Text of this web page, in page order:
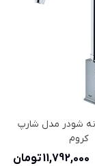
شودر مدل شارپ
کروم
11,792,000 تومان